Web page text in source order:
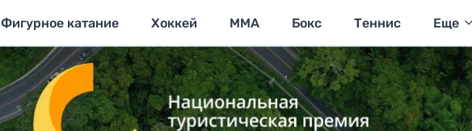
Фигурное катание Хоккей MMA Бокс Теннис Еще